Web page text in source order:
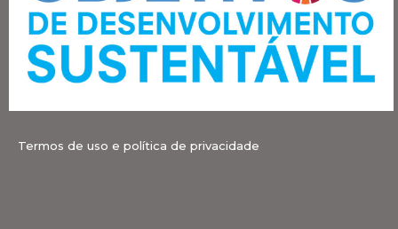
Termos de uso e política de privacidade